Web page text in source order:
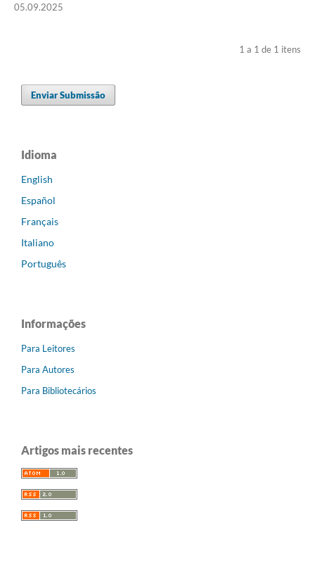
05.09.2025
1 a 1 de 1 itens
Enviar Submissão
Idioma
English
Español
Français
Italiano
Português
Informações
Para Leitores
Para Autores
Para Bibliotecários
Artigos mais recentes